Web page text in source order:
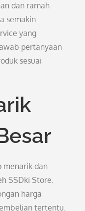
dan ramah
semakin
yang
pertanyaan
sesuai
menarik dan
SSDki Store.
harga
tertentu.